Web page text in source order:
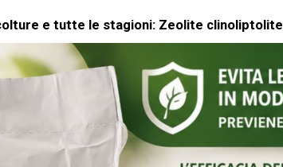
e tutte le stagioni: Zeolite clinoliptolite